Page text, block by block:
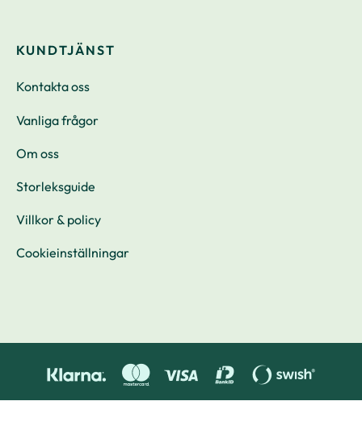
KUNDTJÄNST
Kontakta oss
Vanliga frågor
Om oss
Storleksguide
Villkor & policy
Cookieinställningar